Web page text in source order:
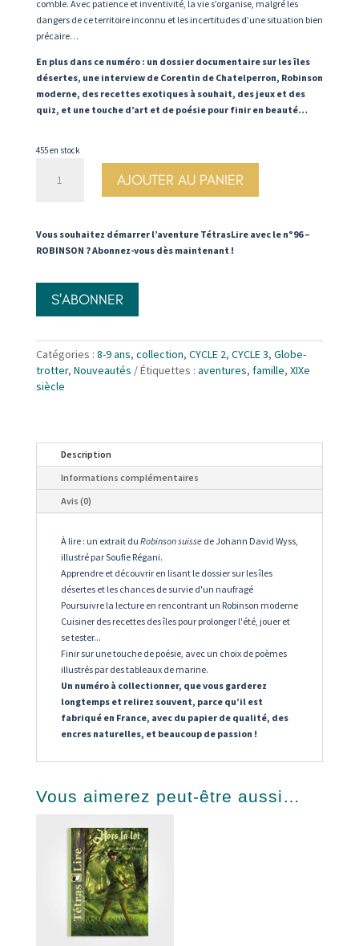
comble. Avec patience et inventivité, la vie s’organise, malgré les
dangers de ce territoire inconnu et les incertitudes d’une situation bien
précaire…
En plus dans ce numéro : un dossier documentaire sur les îles
désertes, une interview de Corentin de Chatelperron, Robinson
moderne, des recettes exotiques à souhait, des jeux et des
quiz, et une touche d’art et de poésie pour finir en beauté…
455 en stock
-
Johann
AJOUTER AU PANIER
Vous souhaitez démarrer l’aventure TétrasLire avec le n°96 –
ROBINSON ? Abonnez-vous dès maintenant !
S'ABONNER
Catégories : 8-9 ans, collection, CYCLE 2, CYCLE 3, Globe-
trotter, Nouveautés Étiquettes : aventures, famille, XIXe
siècle
Description
Informations complémentaires
Avis (0)
À lire : un extrait du Robinson suissede Johann David Wyss,
illustré par Soufie Régani.
Apprendre et découvrir en lisant le dossier sur les îles
désertes et les chances de survie d'un naufragé
Poursuivre la lecture en rencontrant un Robinson moderne
Cuisiner des recettes des îles pour prolonger l'été, jouer et
se tester...
Finir sur une touche de poésie, avec un choix de poèmes
illustrés par des tableaux de marine.
Un numéro à collectionner, que vous garderez
longtemps et relirez souvent, parce qu’il est
fabriqué en France, avec du papier de qualité, des
encres naturelles, et beaucoup de passion !
Vous aimerez peut-être aussi…